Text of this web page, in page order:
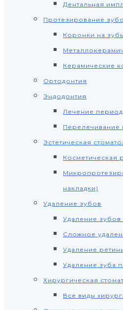
Дентальная
Протезирование
Коронки на
Керамические
Ортодонтия
Эндодонтия
Лечение
Перелечивание
Эстетическая
Косметическая
накладки)
Удаление зубов
Удаление зубов
Сложное
Удаление
Удаление зуба
Хирургическая
Все виды